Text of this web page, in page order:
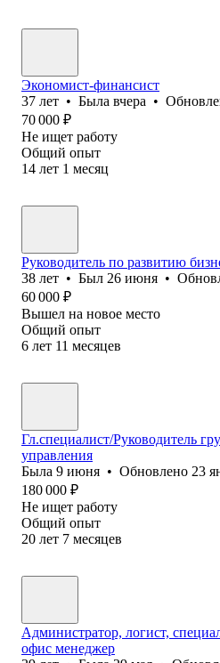
Экономист-финансист
37 лет • Была вчера •
70 000 ₽
Не ищет работу
Общий опыт
14 лет 1 месяц
Руководитель по развитию
38 лет • Был 26 июня •
60 000 ₽
Вышел на новое место
Общий опыт
6 лет 11 месяцев
Гл.специалист/Руководитель
управления
Была 9 июня • Обновлено 23
180 000 ₽
Не ищет работу
Общий опыт
20 лет 7 месяцев
Администратор, логист,
офис менеджер